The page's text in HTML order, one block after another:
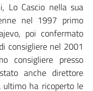
Lo Cascio nella sua
nel 1997 primo
poi confermato
consigliere nel 2001
consigliere presso
anche direttore
ultimo ha ricoperto le